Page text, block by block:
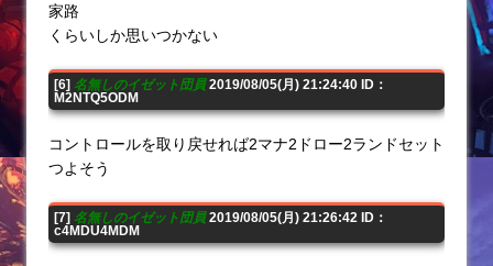
家路
くらいしか思いつかない
[6] 名無しのイゼット団員2019/08/05(月) 21:24:40 ID：
M2NTQ5ODM
コントロールを取り戻せれば2マナ2ドロー2ランドセット
つよそう
[7] 名無しのイゼット団員2019/08/05(月) 21:26:42 ID：
c4MDU4MDM